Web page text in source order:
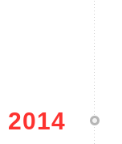
2014